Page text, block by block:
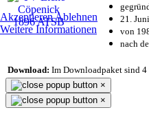
AkzeptierenAblehnen
Weitere Informationen
21.
von
nach
Download: Im Downloadpaket sind 4
×
×